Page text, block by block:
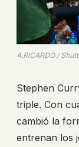
A.RICARDO /
Stephen
triple. Con
cambió la
entrenan los